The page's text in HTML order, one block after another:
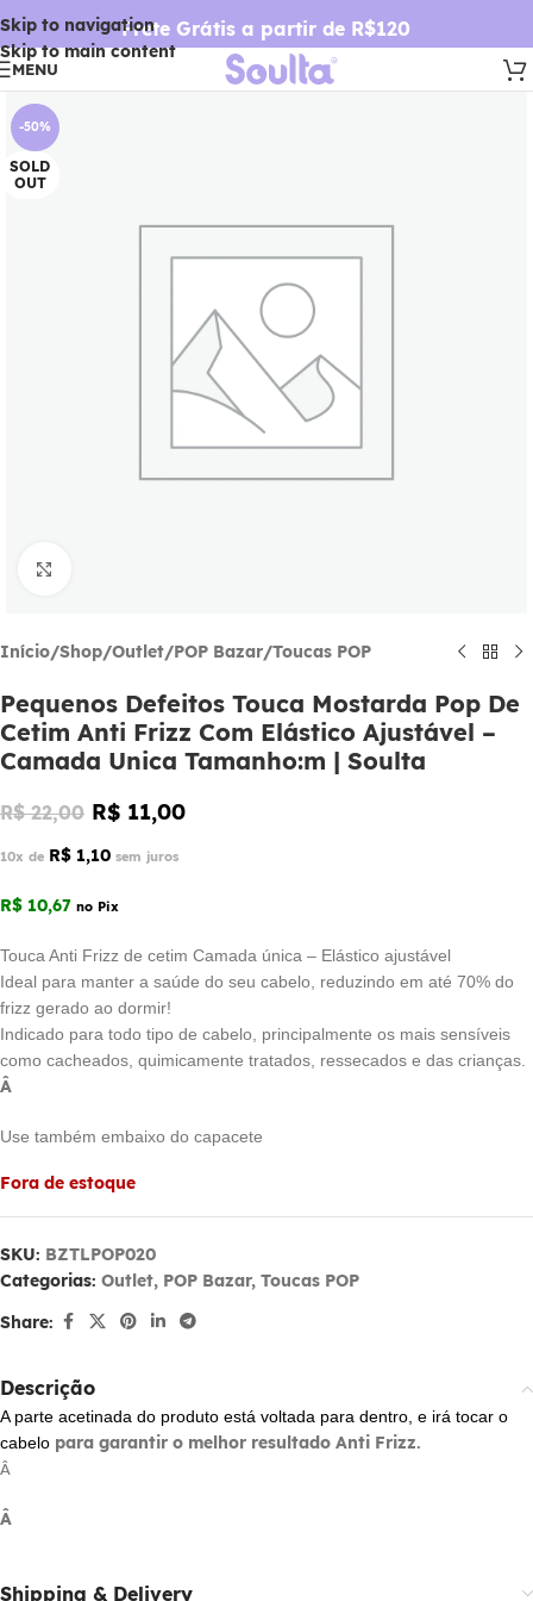
Skip to navigation
Skip to main content
Frete Grátis a partir de R$120
MENU
-50%
SOLD
OUT
Início/Shop/Outlet/POP Bazar/Toucas POP
Pequenos Defeitos Touca Mostarda Pop De
Cetim Anti Frizz Com Elástico Ajustável –
Camada Unica Tamanho:m | Soulta
R$22,00 R$ 11,00
10x de R$ 1,10 sem juros
R$ 10,67 no Pix
Touca Anti Frizz de cetim Camada única – Elástico ajustável
Ideal para manter a saúde do seu cabelo, reduzindo em até 70% do
frizz gerado ao dormir!
Indicado para todo tipo de cabelo, principalmente os mais sensí­veis
como cacheados, quimicamente tratados, ressecados e das crianças.
Â
Use também embaixo do capacete
Fora de estoque
SKU: BZTLPOP020
Categorias: Outlet, POP Bazar, Toucas POP
Share:
Descrição
A parte acetinada do produto está voltada para dentro, e irá tocar o
cabelo para garantir o melhor resultado Anti Frizz.
Â
Â
Shipping & Delivery